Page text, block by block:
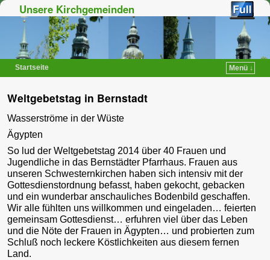
Unsere Kirchgemeinden
Startseite
Menü ↓
Weltgebetstag in Bernstadt
Wasserströme in der Wüste
Ägypten
So lud der Weltgebetstag 2014 über 40 Frauen und
Jugendliche in das Bernstädter Pfarrhaus. Frauen aus
unseren Schwesternkirchen haben sich intensiv mit der
Gottesdienstordnung befasst, haben gekocht, gebacken
und ein wunderbar anschauliches Bodenbild geschaffen.
Wir alle fühlten uns willkommen und eingeladen… feierten
gemeinsam Gottesdienst… erfuhren viel über das Leben
und die Nöte der Frauen in Ägypten… und probierten zum
Schluß noch leckere Köstlichkeiten aus diesem fernen
Land.